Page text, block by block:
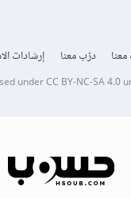
درّب معنا إرشادات
underCC BY-NC-SA 4.0